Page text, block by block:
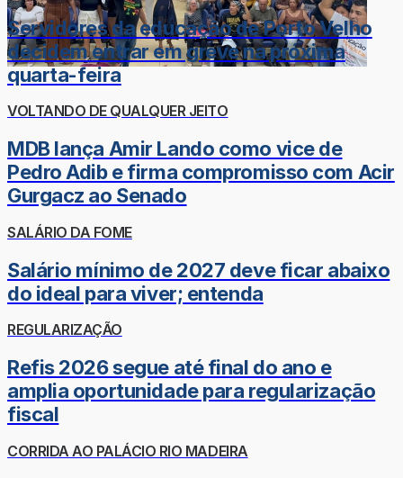
Servidores da educação de Porto Velho
decidem entrar em greve na próxima
quarta-feira
VOLTANDO DE QUALQUER JEITO
MDB lança Amir Lando como vice de
Pedro Adib e firma compromisso com Acir
Gurgacz ao Senado
SALÁRIO DA FOME
Salário mínimo de 2027 deve ficar abaixo
do ideal para viver; entenda
REGULARIZAÇÃO
Refis 2026 segue até final do ano e
amplia oportunidade para regularização
fiscal
CORRIDA AO PALÁCIO RIO MADEIRA